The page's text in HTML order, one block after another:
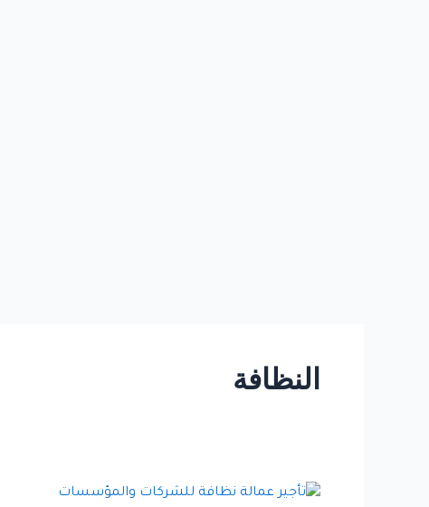
النظافة
تأجير